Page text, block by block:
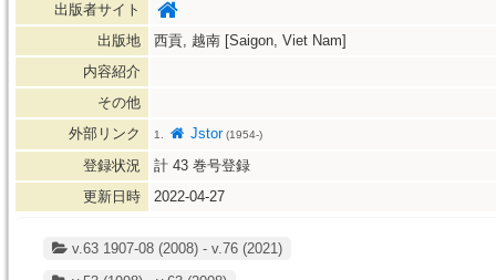
出版者サイト
出版地
西貢, 越南 [Saigon, Viet Nam]
内容紹介
その他
外部リンク
1. Jstor(1954-)
登録状況 計 43 巻号登録
更新日時
2022-04-27
v.63 1907-08 (2008) - v.76 (2021)